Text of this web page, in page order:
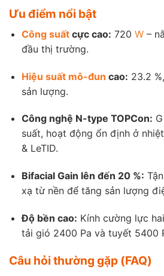
Ưu điểm nổi bật
Công suấtcực cao: 720 W–
đầu thị trường.
Hiệu suất mô-đun cao: 23.2
sản lượng.
Công nghệ N-type TOPCon:
suất, hoạt động ổn định ở
& LeTID.
Bifacial Gain lên đến 20 %:
xạ từ nền để tăng sản lượng
Độ bền cao: Kính cường lực
tải gió 2400 Pa và tuyết 5400
Câu hỏi thường gặp (FAQ)